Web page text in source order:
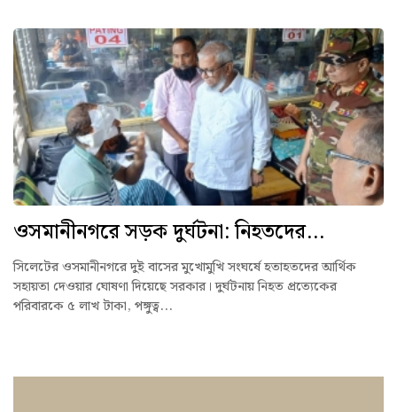
ওসমানীনগরে সড়ক দুর্ঘটনা: নিহতদের...
সিলেটের ওসমানীনগরে দুই বাসের মুখোমুখি সংঘর্ষে হতাহতদের আর্থিক
সহায়তা দেওয়ার ঘোষণা দিয়েছে সরকার। দুর্ঘটনায় নিহত প্রত্যেকের
পরিবারকে ৫ লাখ টাকা, পঙ্গুত্ব...